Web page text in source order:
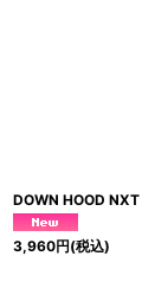
DOWN HOOD NXT
3,960円(税込)